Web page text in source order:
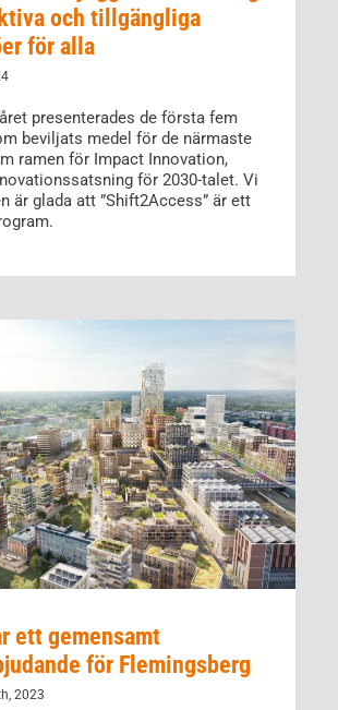
och tillgängliga
för alla
presenterades de första fem
beviljats medel för de närmaste
ramen för Impact Innovation,
för 2030-talet. Vi
är glada att ”Shift2Access” är ett
ett gemensamt
för Flemingsberg
2023